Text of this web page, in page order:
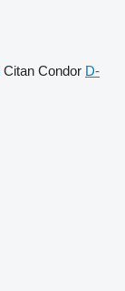
Citan Condor D-